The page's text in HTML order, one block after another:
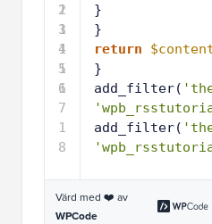
2
1
3
1
4
1
5
1
6
1
7
1
8
}
}
return
}
add_filter(
add_filter(
Värd med ❤️ av
WPCode